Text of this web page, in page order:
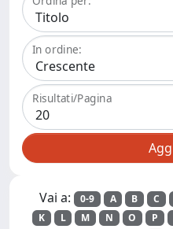
In ordine:
Risultati/Pagina
Vai a: 0-9 A B C
K
L M N O P